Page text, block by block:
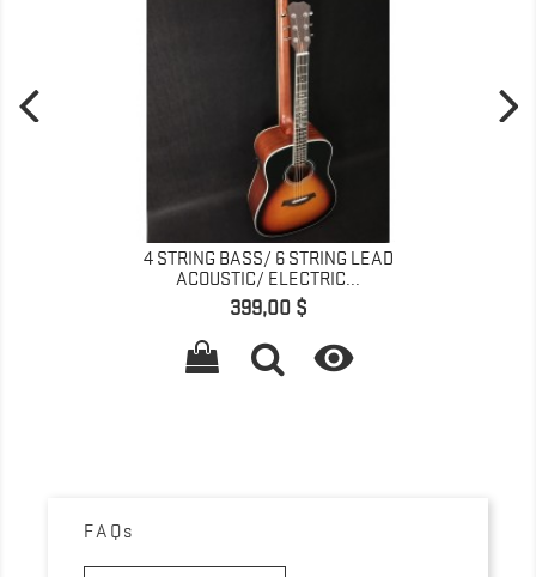
4 STRING BASS/ 6 STRING LEAD
ACOUSTIC/ ELECTRIC...
Precio
399,00 $

FAQs